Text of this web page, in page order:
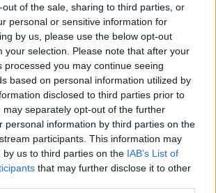
out of the sale, sharing to third parties, or
personal or sensitive information for
by us, please use the below opt-out
your selection. Please note that after your
processed you may continue seeing
based on personal information utilized by
disclosed to third parties prior to
may separately opt-out of the further
personal information by third parties on the
participants. This information may
by us to third parties on the IAB’s List of
that may further disclose it to other
7.1 2014 7.1
Harag
SOROZAT